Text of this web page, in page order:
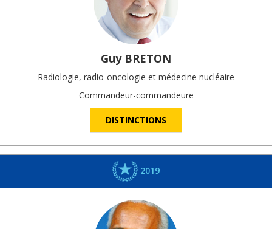
Guy BRETON
Radiologie, radio-oncologie et médecine nucléaire
Commandeur-commandeure
DISTINCTIONS
2019